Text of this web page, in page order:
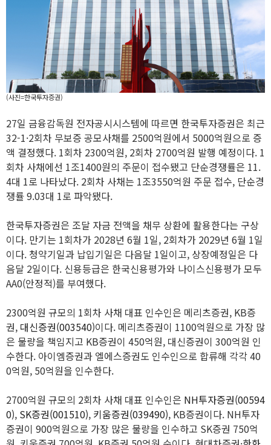
(사진=한국투자증권)
27일 금융감독원 전자공시시스템에 따르면 한국투자증권은 최근
32-1·2회차 무보증 공모사채를 2500억원에서 5000억원으로 증
액 결정했다. 1회차 2300억원, 2회차 2700억원 발행 예정이다. 1
회차 사채에선 1조1400원의 주문이 접수됐고 단순경쟁률은 11.
4대 1로 나타났다. 2회차 사채는 1조3550억원 주문 접수, 단순경
쟁률 9.03대 1로 파악됐다.
한국투자증권은 조달 자금 전액을 채무 상환에 활용한다는 구상
이다. 만기는 1회차가 2028년 6월 1일, 2회차가 2029년 6월 1일
이다. 청약기일과 납입기일은 다음달 1일이고, 상장예정일은 다
음달 2일이다. 신용등급은 한국신용평가와 나이스신용평가 모두
AA0(안정적)를 부여했다.
2300억원 규모의 1회차 사채 대표 인수인은 메리츠증권, KB증
권, 대신증권(003540)이다. 메리츠증권이 1100억원으로 가장 많
은 물량을 책임지고 KB증권이 450억원, 대신증권이 300억원 인
수한다. 아이엠증권과 엘에스증권도 인수인으로 합류해 각각 40
0억원, 50억원을 인수한다.
2700억원 규모의 2회차 사채 대표 인수인은 NH투자증권(00594
0), SK증권(001510), 키움증권(039490), KB증권이다. NH투자
증권이 900억원으로 가장 많은 물량을 인수하고 SK증권 750억